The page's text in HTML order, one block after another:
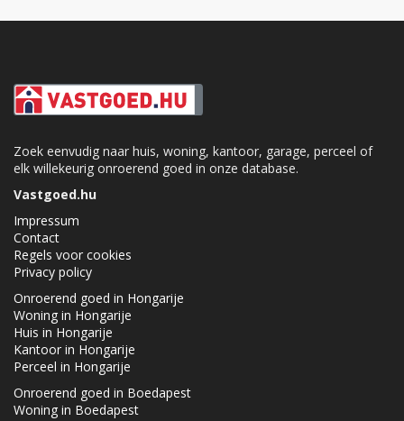
Zoek eenvudig naar huis, woning, kantoor, garage, perceel of
elk willekeurig onroerend goed in onze database.
Vastgoed.hu
Impressum
Contact
Regels voor cookies
Privacy policy
Onroerend goed in Hongarije
Woning in Hongarije
Huis in Hongarije
Kantoor in Hongarije
Perceel in Hongarije
Onroerend goed in Boedapest
Woning in Boedapest